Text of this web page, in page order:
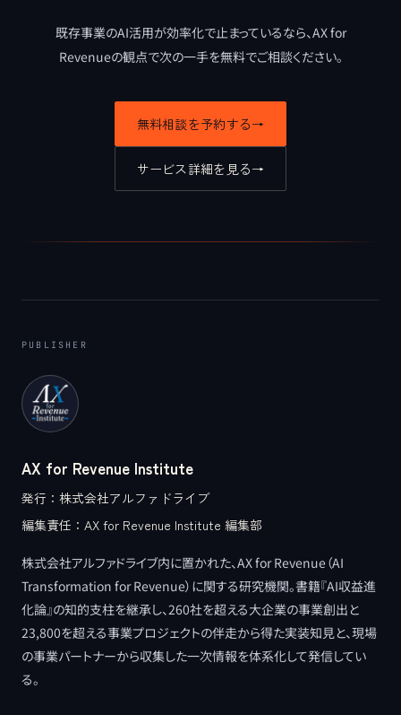
既存事業のAI活用が効率化で止まっているなら、AX for
Revenueの観点で次の一手を無料でご相談ください。
無料相談を予約する→
サービス詳細を見る→
PUBLISHER
AX for Revenue Institute
発行： 株式会社アルファドライブ
編集責任： AX for Revenue Institute 編集部
株式会社アルファドライブ内に置かれた、AX for Revenue（AI
Transformation for Revenue）に関する研究機関。書籍『AI収益進
化論』の知的支柱を継承し、260社を超える大企業の事業創出と
23,800を超える事業プロジェクトの伴走から得た実装知見と、現場
の事業パートナーから収集した一次情報を体系化して発信してい
る。